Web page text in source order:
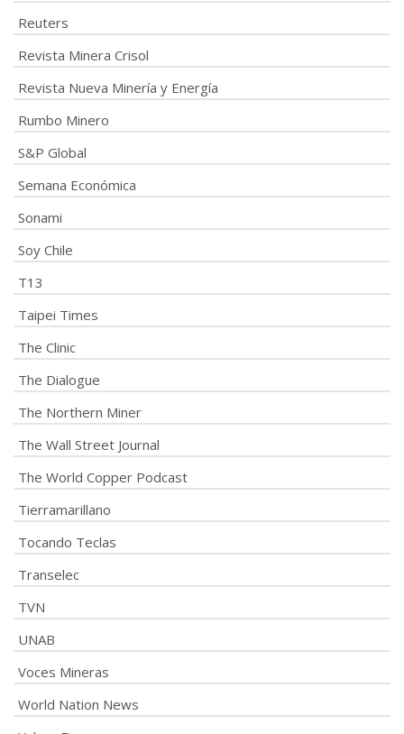
Reuters
Revista Minera Crisol
Revista Nueva Minería y Energía
Rumbo Minero
S&P Global
Semana Económica
Sonami
Soy Chile
T13
Taipei Times
The Clinic
The Dialogue
The Northern Miner
The Wall Street Journal
The World Copper Podcast
Tierramarillano
Tocando Teclas
Transelec
TVN
UNAB
Voces Mineras
World Nation News